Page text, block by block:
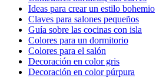
Ideas para crear un estilo bohemio
Claves para salones pequeños
Guía sobre las cocinas con isla
Colores para un dormitorio
Colores para el salón
Decoración en color gris
Decoración en color púrpura